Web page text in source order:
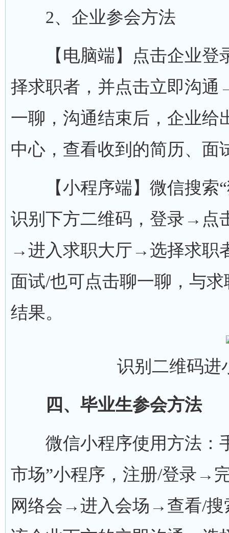
2、企业参会方法
【电脑端】点击企业登
择求职者，并点击立即沟
一聊，沟通结束后，企业给
中心，查看收到的简历、面
【小程序端】微信搜索“
识别下方二维码，登录→点
→进入求职大厅→选择求职
面试/也可点击聊一聊，与
结果。
识别二维码进
四、毕业生参会方法
微信小程序使用方法：
市场”小程序，注册/登录→
网络会→进入会场→查看/搜